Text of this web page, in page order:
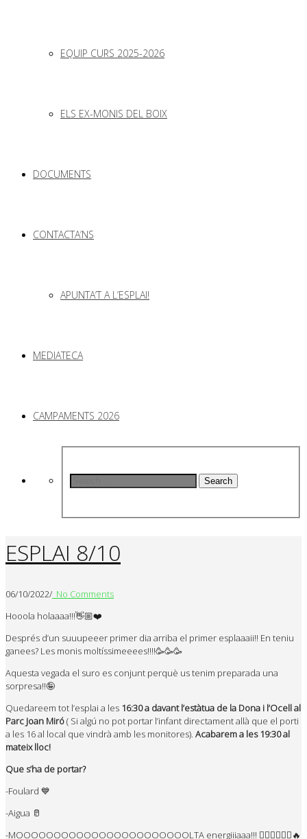
EQUIP CURS 2025-2026
ELS EX-MONIS DEL BOIX
DOCUMENTS
CONTACTA’NS
APUNTA’T A L’ESPLAI!
MEDIATECA
CAMPAMENTS 2026
Search
ESPLAI 8/10
06/10/2022/ No Comments
Hooola holaaaa!!!👋🏼❤️
Després d’un suuupeeer primer dia arriba el primer esplaaaii!! En teniu
ganees? Les monis moltíssimeeees!!!!🥳🥳🥳
Aquesta vegada el suro es conjunt perquè us tenim preparada una
sorpresa!!🤪
Quedareem tot l’esplai a les 16:30 a davant l’estàtua de la Dona i l’Ocell al
Parc Joan Miró( Si algú no pot portar l’infant directament allà que el porti
a les 16 al local que vindrà amb les monitores). Acabarem a les 19:30 al
mateix lloc!
Que s’ha de portar?
-Foulard 💙
-Aigua 🥛
-MOOOOOOOOOOOOOOOOOOOOOOOLTA energiiiaaa!!! 🤸🏽‍♀️🏃🏽‍♂️🔥